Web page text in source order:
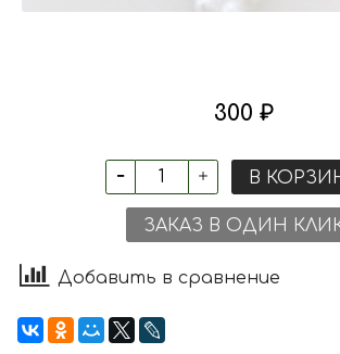
300 ₽
В
ЗАКАЗ В ОДИН
Добавить в сравнение